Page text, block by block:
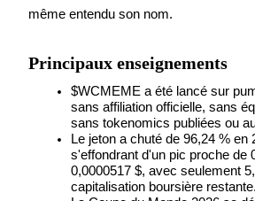
Futures USDC
Futures utilisant l'USDC comme
même entendu son nom.
Principaux enseignements
$WCMEME a été lancé sur
sans affiliation officielle, sans
sans tokenomics publiées ou
Le jeton a chuté de 96,24 % en
s'effondrant d'un pic proche de
0,0000517 $, avec seulement
capitalisation boursière restante.